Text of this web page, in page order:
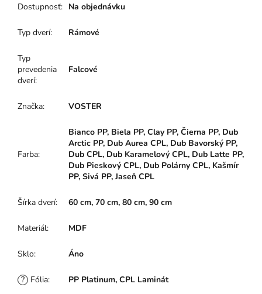
Dostupnosť: Na objednávku
Typ dverí: Rámové
Typ
prevedenia
dverí:
Falcové
Značka: VOSTER
Farba:
Bianco PP, Biela PP, Clay PP, Čierna PP, Dub
Arctic PP, Dub Aurea CPL, Dub Bavorský PP,
Dub CPL, Dub Karamelový CPL, Dub Latte PP,
Dub Pieskový CPL, Dub Polárny CPL, Kašmír
PP, Sivá PP, Jaseň CPL
Šírka dverí: 60 cm, 70 cm, 80 cm, 90 cm
Materiál: MDF
Sklo: Áno
? Fólia: PP Platinum, CPL Laminát